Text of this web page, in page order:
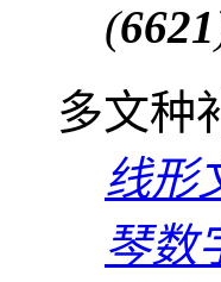
(6621
多文种
线形
琴数